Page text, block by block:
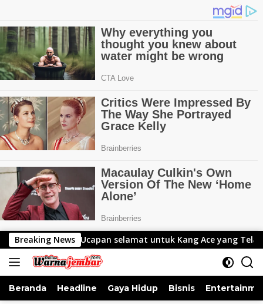
Langsung
ke
konten
Breaking News
untuk Kang Ace yang Telah Resmi Menjabat Gubernur
Beranda Headline Gaya Hidup Bisnis